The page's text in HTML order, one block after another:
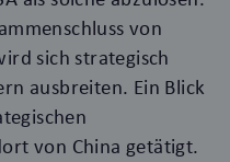
von
sich strategisch
ausbreiten. Ein Blick
von China getätigt.